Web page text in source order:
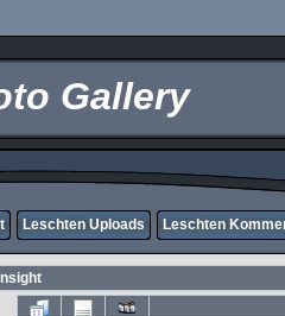
Gallery
Leschten Uploads Leschten
Insight